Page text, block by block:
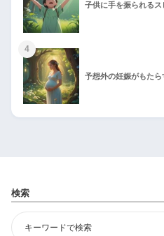
子供に手を振られる
4
予想外の妊娠がもた
検索